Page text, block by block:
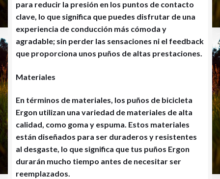
para reducir la presión en los puntos de contacto
clave, lo que significa que puedes disfrutar de una
experiencia de conducción más cómoda y
agradable; sin perder las sensaciones ni el feedback
que proporciona unos puños de altas prestaciones.
Materiales
En términos de materiales, los puños de bicicleta
Ergon utilizan una variedad de materiales de alta
calidad, como goma y espuma. Estos materiales
están diseñados para ser duraderos y resistentes
al desgaste, lo que significa que tus puños Ergon
durarán mucho tiempo antes de necesitar ser
reemplazados.